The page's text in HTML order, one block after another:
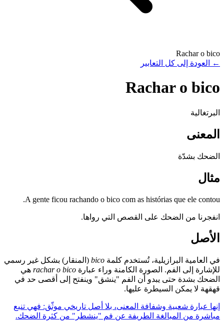
Rachar o bico
←
العودة إلى كل التعابير
Rachar o bico
البرتغالية
المعنى
الضحك بشدّة
مثال
A gente ficou rachando o bico com as histórias que ele contou.
انفجرنا من الضحك على القصص التي رواها.
الأصل
في العامية البرازيلية، تُستخدم كلمة bico (المنقار) بشكل غير رسمي
للإشارة إلى الفم. الصورة الكامنة وراء عبارة rachar o bico هي
الضحك بشدة حتى يبدو أن الفم "ينشق" وينفتح إلى أقصى حد في
قهقهة لا يمكن السيطرة عليها.
إنها عبارة شعبية وشفافة المعنى، بلا أصل تاريخي موثّق: فهي تنبع
مباشرة من المبالغة الطريفة عن فم "ينشطر" من كثرة الضحك.